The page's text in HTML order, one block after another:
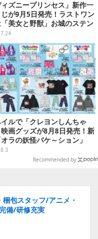
ィズニープリンセス」新作一
が9月5日発売！ラストワン
美女と野獣」お城のステン
ス風ライト
ルで「クレヨンしんちゃ
画グッズが8月8日発売！新
ラの妖怪バケ～ション」
ヘンダーランド」「暗黒タ
マ」などをフィーチャー
Recommended by
梱包スタッフ/アニメ・
備/研修充実